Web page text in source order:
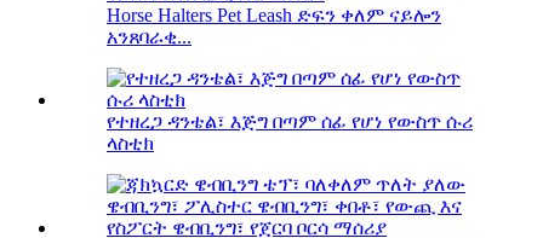
Horse Halters Pet Leash ድፍን ቀለም ናይሎን
አንጸባራቂ...
የተዘረጋ ዳንቴል፣ እጅግ በጣም ሰፊ የሆነ የውስጥ ሱሪ
ላስቲክ